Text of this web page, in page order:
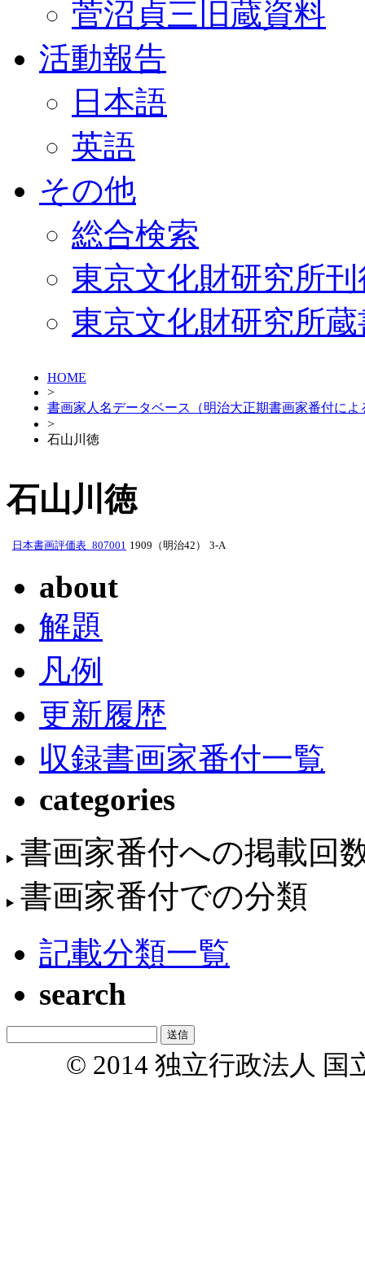
菅沼貞三旧蔵資料
活動報告
日本語
英語
その他
総合検索
東京文化財研究所
東京文化財研究所
HOME
>
書画家人名データベース（明治大正期書画家番付によ
>
石山川徳
石山川徳
日本書画評価表_807001 1909（明治42） 3-A
about
解題
凡例
更新履歴
収録書画家番付一覧
categories
書画家番付への掲載回
書画家番付での分類
記載分類一覧
search
© 2014 独立行政法人 国